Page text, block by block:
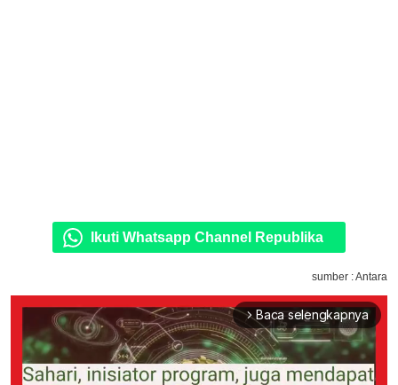
Ikuti Whatsapp Channel Republika
sumber : Antara
arrow_forward_ios Baca selengkapnya